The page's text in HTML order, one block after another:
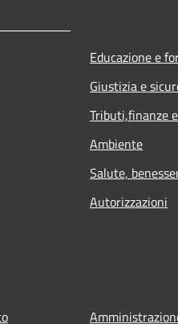
Educazione e
Giustizia e
Tributi,finanze
Ambiente
Salute,
Autorizzazioni